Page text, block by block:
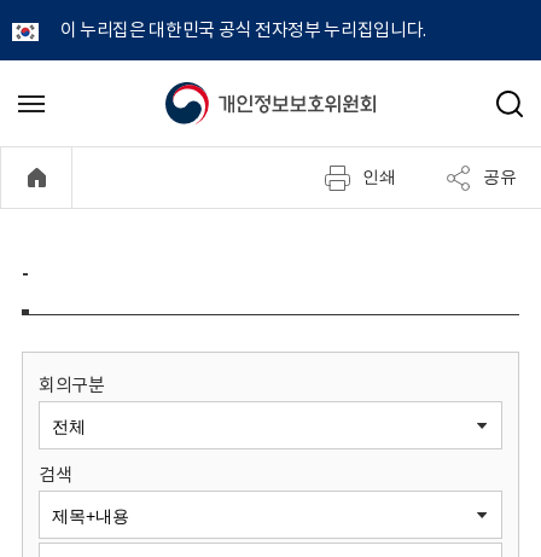
이 누리집은 대한민국 공식 전자정부 누리집입니다.
개
정
보
원
회
메
기
검
인쇄 공유
-
회의구분
검색